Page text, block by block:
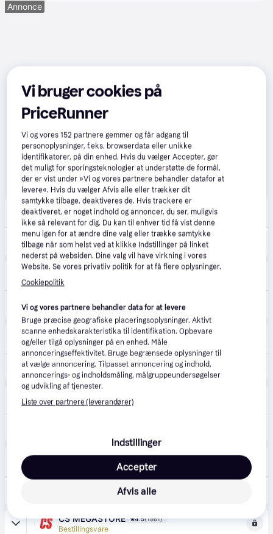
Annonce
happii.dk 4.7 (127)
33 kr. fragt,1-2 dage
Royal Canin Sterilised 37 - dry cat food - 10 kg
Eller 3 betalinger af 201 kr.
Proshop.dk 4.8(1280)
39 kr. fragt
Royal Canin Sterilised 37 - dry cat food - 10 kg
Eller 3 betalinger af 199 kr.
VetApotek
Fri fragt
Royal Canin Sterilised Adult tørfoder til kat 10 kg
Fri fragt
Brekz
5-8 dage
Royal Canin Regular Sterilised 37 kattefoder 2 x 10 kg
CS MEGASTORE 4.5(1861)
Bestillingsvare
Vi bruger cookies på
PriceRunner
Vi og vores152 partnere gemmer og får adgang til
personoplysninger, f.eks. browserdata eller unikke
identifikatorer, på din enhed. Hvis du vælger Accepter, gør
det muligt for sporingsteknologier at understøtte de formål,
der er vist under »Vi og vores partnere behandler datafor at
levere«. Hvis du vælger Afvis alle eller trækker dit
samtykke tilbage, deaktiveres de. Hvis trackere er
deaktiveret, er noget indhold og annoncer, du ser, muligvis
ikke så relevant for dig. Du kan til enhver tid få vist denne
menu igen for at ændre dine valg eller trække samtykke
tilbage når som helst ved at klikke Indstillinger på linket
nederst på websiden. Dine valg vil have virkning i vores
Website. Se vores privatliv politik for at få flere oplysninger.
Cookiepolitik
Vi og vores partnere behandler data for at levere
Bruge præcise geografiske placeringsoplysninger. Aktivt
scanne enhedskarakteristika til identifikation. Opbevare
og/eller tilgå oplysninger på en enhed. Måle
annonceringseffektivitet. Bruge begrænsede oplysninger til
at vælge annoncering. Tilpasset annoncering og indhold,
annoncerings- og indholdsmåling, målgruppeundersøgelser
og udvikling af tjenester.
Liste over partnere (leverandører)
Indstillinger
Afvis alle
Accepter